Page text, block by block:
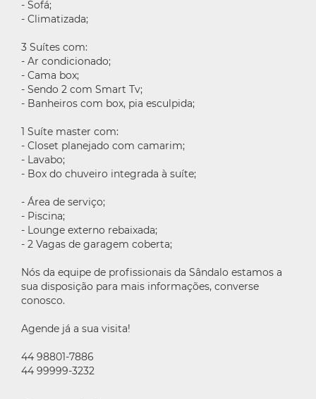
- Sofá;
- Climatizada;
3 Suítes com:
- Ar condicionado;
- Cama box;
- Sendo 2 com Smart Tv;
- Banheiros com box, pia esculpida;
1 Suíte master com:
- Closet planejado com camarim;
- Lavabo;
- Box do chuveiro integrada à suíte;
- Área de serviço;
- Piscina;
- Lounge externo rebaixada;
- 2 Vagas de garagem coberta;
Nós da equipe de profissionais da Sândalo estamos a
sua disposição para mais informações, converse
conosco.
Agende já a sua visita!
44 98801-7886
44 99999-3232